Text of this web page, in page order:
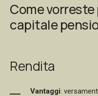
Come
capitale
Rendita
Vantaggi: